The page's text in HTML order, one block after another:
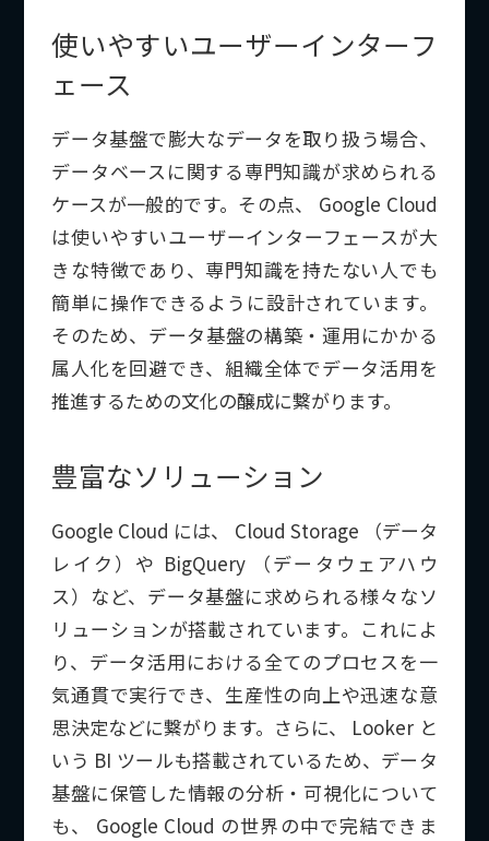
使いやすいユーザーインターフ
ェース
データ基盤で膨大なデータを取り扱う場合、
データベースに関する専門知識が求められる
ケースが一般的です。その点、 Google Cloud
は使いやすいユーザーインターフェースが大
きな特徴であり、専門知識を持たない人でも
簡単に操作できるように設計されています。
そのため、データ基盤の構築・運用にかかる
属人化を回避でき、組織全体でデータ活用を
推進するための文化の醸成に繋がります。
豊富なソリューション
Google Cloud には、 Cloud Storage （データ
レイク）や BigQuery （データウェアハウ
ス）など、データ基盤に求められる様々なソ
リューションが搭載されています。これによ
り、データ活用における全てのプロセスを一
気通貫で実行でき、生産性の向上や迅速な意
思決定などに繋がります。さらに、 Looker と
いう BI ツールも搭載されているため、データ
基盤に保管した情報の分析・可視化について
も、 Google Cloud の世界の中で完結できま